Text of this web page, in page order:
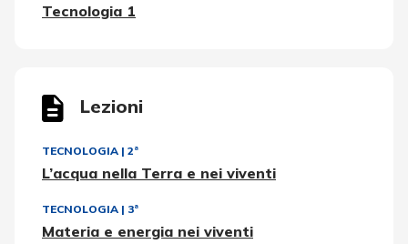
Tecnologia 1
Lezioni
TECNOLOGIA | 2ª
L’acqua nella Terra e nei viventi
TECNOLOGIA | 3ª
Materia e energia nei viventi